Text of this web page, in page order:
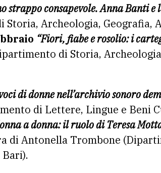
strappo consapevole. Anna Banti e
Archeologia, Geografia,
“Fiori, fiabe e rosolio: i
di Storia,
di donne nell’archivio sonoro
di Lettere, Lingue e Beni
a donna: il ruolo di Teresa
di Antonella Trombone